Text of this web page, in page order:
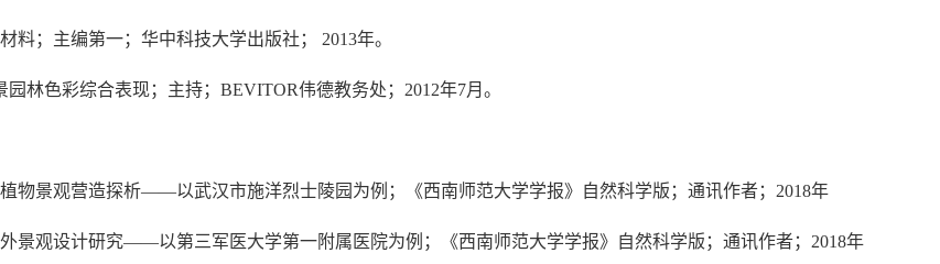
料；主编第一；华中科技大学出版社； 2013年。
园林色彩综合表现；主持；BEVITOR伟德教务处；2012年7月。
物景观营造探析——以武汉市施洋烈士陵园为例；《西南师范大学学报》自然科学版；通讯作者；2018年
景观设计研究——以第三军医大学第一附属医院为例；《西南师范大学学报》自然科学版；通讯作者；2018年